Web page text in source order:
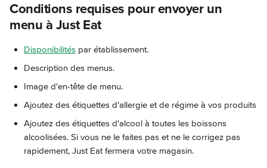
Conditions requises pour envoyer un
menu à Just Eat
Disponibilités par établissement.
Description des menus.
Image d'en-tête de menu.
Ajoutez des étiquettes d'allergie et de régime à vos produits
Ajoutez des étiquettes d'alcool à toutes les boissons
alcoolisées. Si vous ne le faites pas et ne le corrigez pas
rapidement, Just Eat fermera votre magasin.